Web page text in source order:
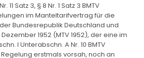
11 Satz 3, § 8 Nr. 1 Satz 3 BMTV
im Manteltarifvertrag für die
Bundesrepublik Deutschland und
1952 (MTV 1952), der eine im
I Unterabschn. A Nr. 10 BMTV
erstmals vorsah, noch an